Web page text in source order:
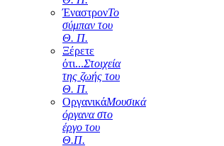
ΈναστρονΤο
σύμπαν του
Θ. Π.
Ξέρετε
ότι...Στοιχεία
της ζωής του
Θ. Π.
ΟργανικάΜουσικά
όργανα στο
έργο του
Θ.Π.